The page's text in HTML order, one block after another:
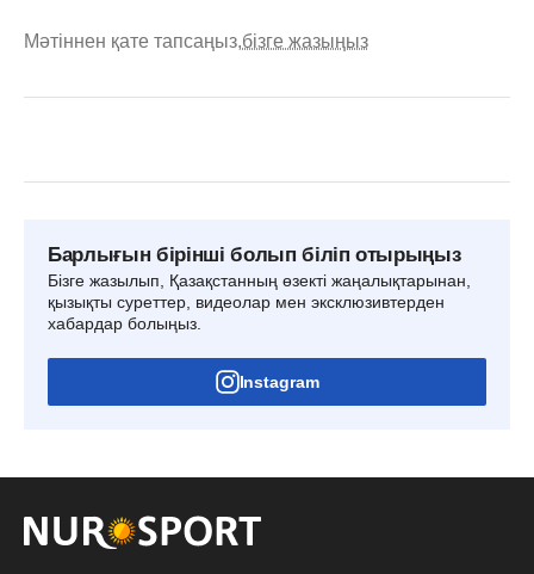
Мәтіннен қате тапсаңыз,бізге жазыңыз
Барлығын бірінші болып біліп отырыңыз
Бізге жазылып, Қазақстанның өзекті жаңалықтарынан,
қызықты суреттер, видеолар мен эксклюзивтерден
хабардар болыңыз.
Instagram